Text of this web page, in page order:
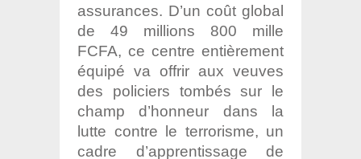
assurances. D’un coût global
de 49 millions 800 mille
FCFA, ce centre entièrement
équipé va offrir aux veuves
des policiers tombés sur le
champ d’honneur dans la
lutte contre le terrorisme, un
cadre d’apprentissage de